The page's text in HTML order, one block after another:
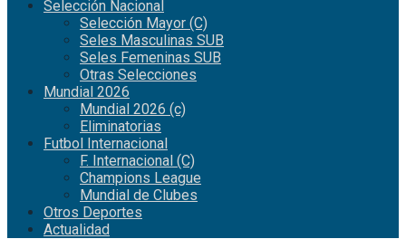
Selección Nacional
Selección Mayor (C)
Seles Masculinas SUB
Seles Femeninas SUB
Otras Selecciones
Mundial 2026
Mundial 2026 (c)
Eliminatorias
Futbol Internacional
F. Internacional (C)
Champions League
Mundial de Clubes
Otros Deportes
Actualidad